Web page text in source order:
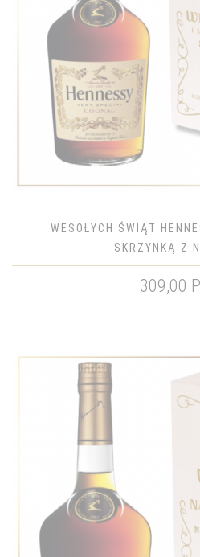
WESOŁYCH ŚWIĄT
SKRZYNKĄ Z
309,00